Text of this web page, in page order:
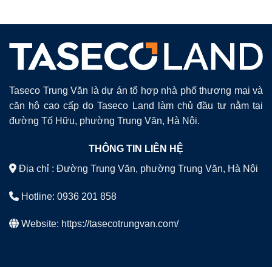
Taseco Trung Văn là dự án tổ hợp nhà phố thương mại và
căn hộ cao cấp do Taseco Land làm chủ đầu tư nằm tại
đường Tố Hữu, phường Trung Văn, Hà Nội.
THÔNG TIN LIÊN HỆ
Địa chỉ : Đường Trung Văn, phường Trung Văn, Hà Nội
Hotline: 0936 201 858
Website: https://tasecotrungvan.com/